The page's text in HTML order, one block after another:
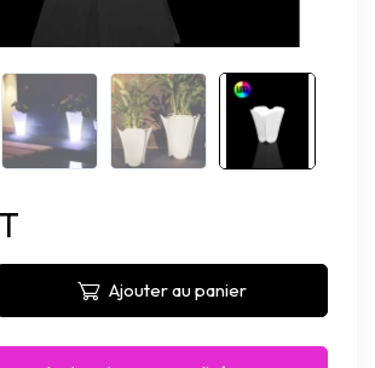
Ajouter au panier